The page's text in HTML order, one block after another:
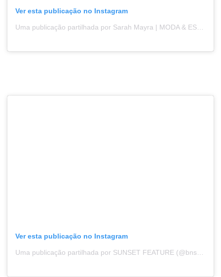
Ver esta publicação no Instagram
Ver esta publicação no Instagram
Uma publicação partilhada por SUNSET FEATURE (@bns_sunset)